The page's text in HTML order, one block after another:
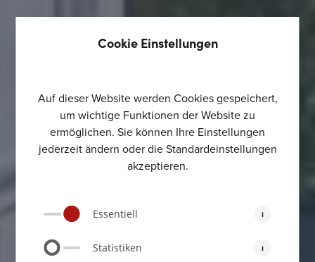
Schnell und
kreativ
zu Ihrem
Cookie Einstellungen
Auf dieser Website werden Cookies gespeichert,
um wichtige Funktionen der Website zu
ermöglichen. Sie können Ihre Einstellungen
jederzeit ändern oder die Standardeinstellungen
akzeptieren.
Essentiell i
Statistiken i